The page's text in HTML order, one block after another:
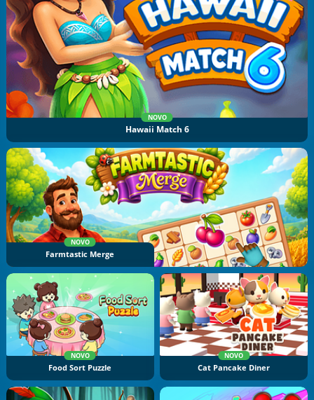
NOVO
Hawaii Match 6
NOVO
Farmtastic Merge
NOVO
Food Sort Puzzle
NOVO
Cat Pancake Diner